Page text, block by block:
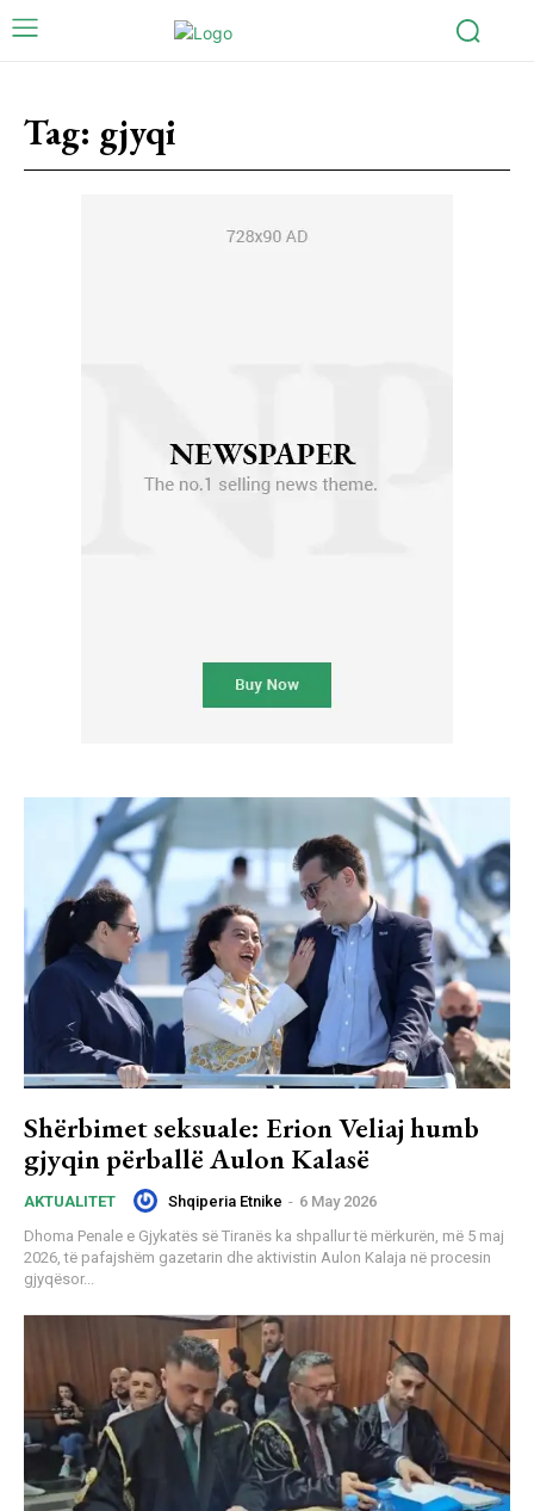
Tag: gjyqi
Shërbimet seksuale: Erion Veliaj humb
gjyqin përballë Aulon Kalasë
AKTUALITET Shqiperia Etnike - 6 May 2026
Dhoma Penale e Gjykatës së Tiranës ka shpallur të mërkurën, më 5 maj
2026, të pafajshëm gazetarin dhe aktivistin Aulon Kalaja në procesin
gjyqësor...